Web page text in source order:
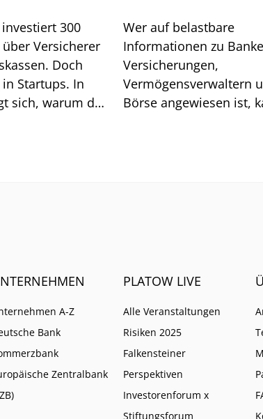
300
Versicherer
Doch
Startups. In
sich, warum das
Wer auf belastbare
Informationen zu
Versicherungen,
Vermögensverwaltern
Börse angewiesen ist,
A-Z
Bank
Zentralbank
PLATOW LIVE
Alle Veranstaltungen
Risiken 2025
Falkensteiner
Perspektiven
Investorenforum x
Stiftungsforum